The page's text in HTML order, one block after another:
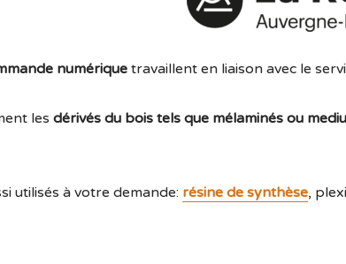
numérique travaillent en liaison avec le
les dérivés du bois tels que mélaminés ou
utilisés à votre demande: résine de synthèse,